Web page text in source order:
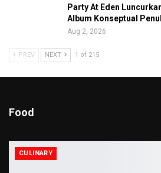
Party At Eden
Album Konseptual
Aug 2, 2026
PREV NEXT 1 of 215
Food
CULINARY